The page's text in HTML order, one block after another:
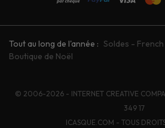
Tout au long de l'année : Soldes -
Boutique de Noël
© 2006-2026 - INTERNET CREATIVE
349 17
ICASQUE.COM - TOUS